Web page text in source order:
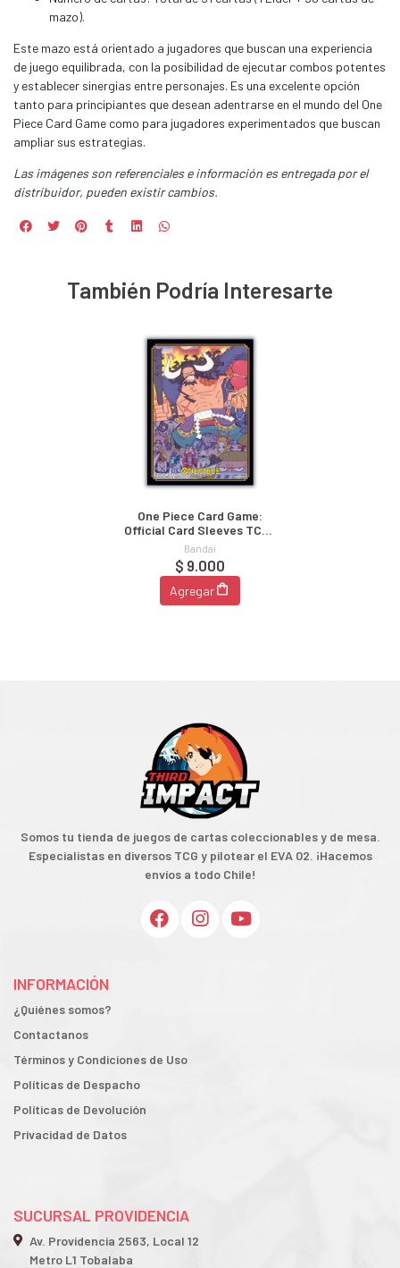
mazo).
Este mazo está orientado a jugadores que buscan una experiencia
de juego equilibrada, con la posibilidad de ejecutar combos potentes
y establecer sinergias entre personajes. Es una excelente opción
tanto para principiantes que desean adentrarse en el mundo del One
Piece Card Game como para jugadores experimentados que buscan
ampliar sus estrategias.
Las imágenes son referenciales e información es entregada por el
distribuidor, pueden existir cambios.
También Podría Interesarte
One Piece Card Game:
Official Card Sleeves TCG+
Store Edition Vol.1
Bandai
$ 9.000
Agregar
Somos tu tienda de juegos de cartas coleccionables y de mesa.
Especialistas en diversos TCG y pilotear el EVA 02. ¡Hacemos
envíos a todo Chile!
INFORMACIÓN
¿Quiénes somos?
Contactanos
Términos y Condiciones de Uso
Políticas de Despacho
Políticas de Devolución
Privacidad de Datos
SUCURSAL PROVIDENCIA
Av. Providencia 2563, Local 12
Metro L1 Tobalaba